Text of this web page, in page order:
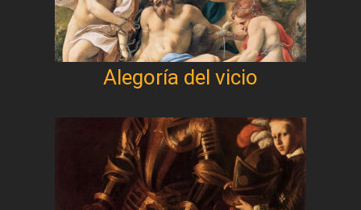
Alegoría del vicio